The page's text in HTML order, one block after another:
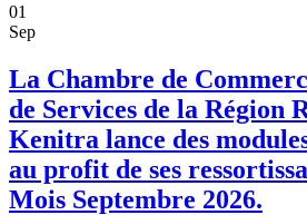
01
Sep
La Chambre de
de Services de la Région
Kenitra lance des
au profit de ses
Mois Septembre 2026.